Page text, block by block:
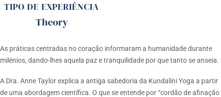
TIPO DE EXPERIÊNCIA
Theory
As práticas centradas no coração informaram a humanidade durante
milénios, dando-lhes aquela paz e tranquilidade por que tanto se anseia.
A Dra. Anne Taylor explica a antiga sabedoria da Kundalini Yoga a partir
de uma abordagem científica. O que se entende por “cordão de afinação